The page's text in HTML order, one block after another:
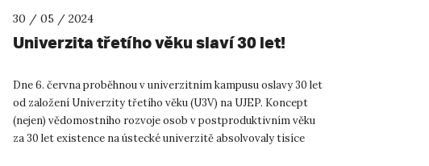
30 / 05 / 2024
Univerzita třetího věku slaví 30 let!
Dne 6. června proběhnou v univerzitním kampusu oslavy 30 let
od založení Univerzity třetího věku (U3V) na UJEP. Koncept
(nejen) vědomostního rozvoje osob v postproduktivním věku
za 30 let existence na ústecké univerzitě absolvovaly tisíce